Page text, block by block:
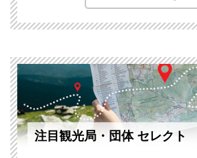
注目観光局・団体 セレクト